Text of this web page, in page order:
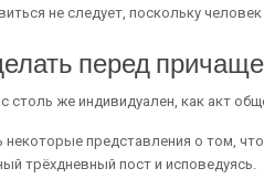
не следует, поскольку
перед
столь же индивидуален, как акт
некоторые представления о том,
трёхдневный пост и исповедуясь.